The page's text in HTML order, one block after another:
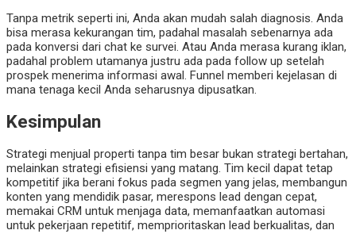
Tanpa metrik seperti ini, Anda akan mudah salah diagnosis. Anda
bisa merasa kekurangan tim, padahal masalah sebenarnya ada
pada konversi dari chat ke survei. Atau Anda merasa kurang iklan,
padahal problem utamanya justru ada pada follow up setelah
prospek menerima informasi awal. Funnel memberi kejelasan di
mana tenaga kecil Anda seharusnya dipusatkan.
Kesimpulan
Strategi menjual properti tanpa tim besar bukan strategi bertahan,
melainkan strategi efisiensi yang matang. Tim kecil dapat tetap
kompetitif jika berani fokus pada segmen yang jelas, membangun
konten yang mendidik pasar, merespons lead dengan cepat,
memakai CRM untuk menjaga data, memanfaatkan automasi
untuk pekerjaan repetitif, memprioritaskan lead berkualitas, dan